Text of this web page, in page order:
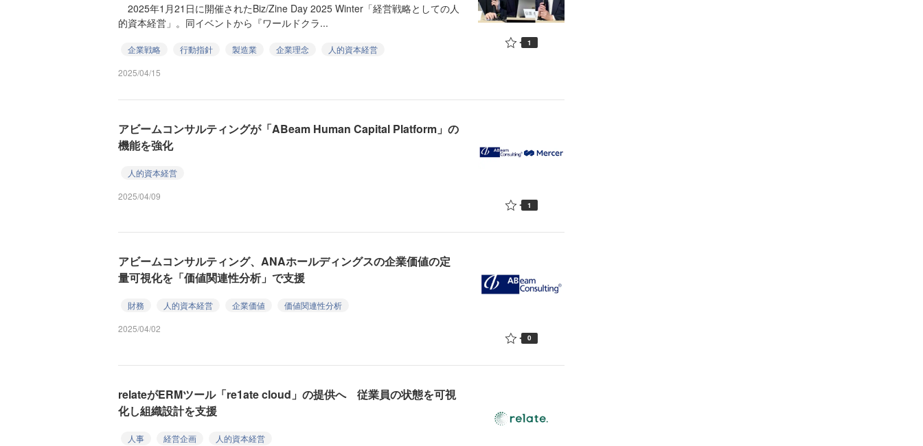
2025年1月21日に開催されたBiz/Zine Day 2025 Winter「経営戦略としての人
的資本経営」。同イベントから『ワールドクラ...
企業戦略 行動指針 製造業 企業理念
人的資本経営
2025/04/15
1
アビームコンサルティングが「ABeam Human Capital Platform」の
機能を強化
人的資本経営
2025/04/09
1
アビームコンサルティング、ANAホールディングスの企業価値の定
量可視化を「価値関連性分析」で支援
財務 人的資本経営 企業価値
価値関連性分析
2025/04/02
0
relateがERMツール「re1ate cloud」の提供へ 従業員の状態を可視
化し組織設計を支援
人事 経営企画
人的資本経営